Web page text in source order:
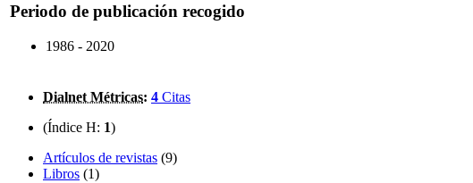
Periodo de publicación recogido
1986 - 2020
Dialnet Métricas: 4 Citas
(Índice H: 1)
Artículos de revistas (9)
Libros (1)